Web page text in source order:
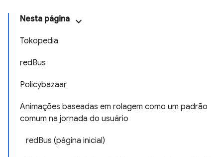
Nesta página
Tokopedia
redBus
Policybazaar
Animações baseadas em rolagem como um padrão
comum na jornada do usuário
redBus (página inicial)